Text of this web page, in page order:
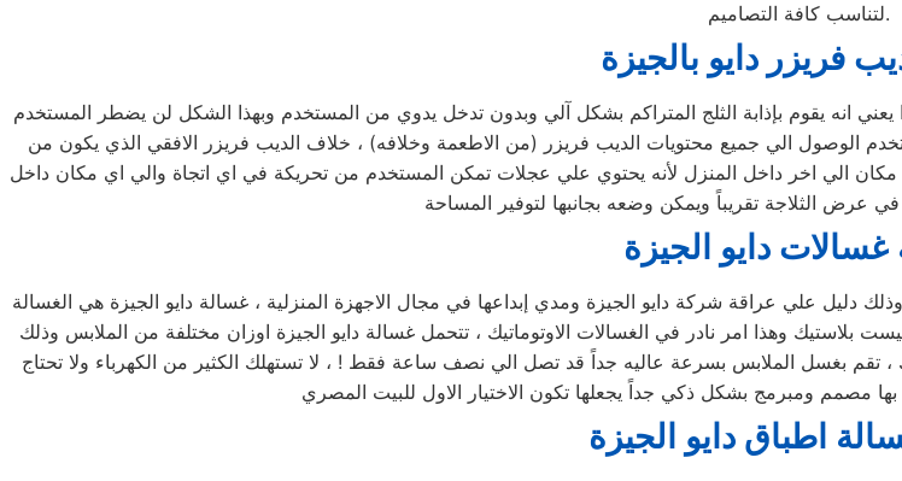
لتناسب كافة التصاميم.
فريزر دايو بالجيزة
يعني انه يقوم بإذابة الثلج المتراكم بشكل آلي وبدون تدخل يدوي من المستخدم وبهذا الشكل لن يضطر المستخدم
الوصول الي جميع محتويات الديب فريزر (من الاطعمة وخلافه) ، خلاف الديب فريزر الافقي الذي يكون من
الي اخر داخل المنزل لأنه يحتوي علي عجلات تمكن المستخدم من تحريكة في اي اتجاة والي اي مكان داخل
غسالات دايو الجيزة
وذلك دليل علي عراقة شركة دايو الجيزة ومدي إبداعها في مجال الاجهزة المنزلية ، غسالة دايو الجيزة هي الغسالة
وهذا امر نادر في الغسالات الاوتوماتيك ، تتحمل غسالة دايو الجيزة اوزان مختلفة من الملابس وذلك
، تقم بغسل الملابس بسرعة عاليه جداً قد تصل الي نصف ساعة فقط ! ، لا تستهلك الكثير من الكهرباء ولا تحتاج
اطباق دايو الجيزة